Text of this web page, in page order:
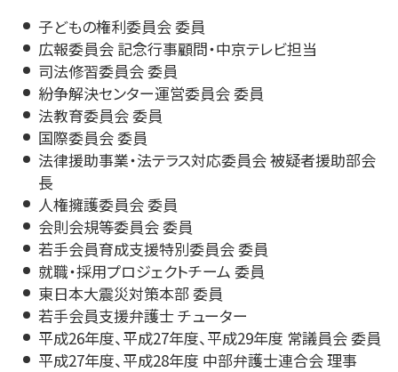
子どもの権利委員会 委員
広報委員会 記念行事顧問・中京テレビ担当
司法修習委員会 委員
紛争解決センター運営委員会 委員
法教育委員会 委員
国際委員会 委員
法律援助事業・法テラス対応委員会 被疑者援助部会
長
人権擁護委員会 委員
会則会規等委員会 委員
若手会員育成支援特別委員会 委員
就職・採用プロジェクトチーム 委員
東日本大震災対策本部 委員
若手会員支援弁護士 チューター
平成26年度、平成27年度、平成29年度 常議員会 委員
平成27年度、平成28年度 中部弁護士連合会 理事